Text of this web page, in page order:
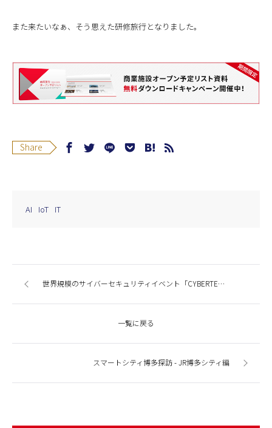
また来たいなぁ、そう思えた研修旅行となりました。
Share
AI IoT IT
世界規模のサイバーセキュリティイベント「CYBERTECH TOKYO」に出展しました
一覧に戻る
スマートシティ博多探訪 - JR博多シティ編